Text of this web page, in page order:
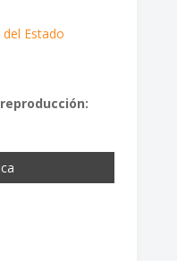
Estado